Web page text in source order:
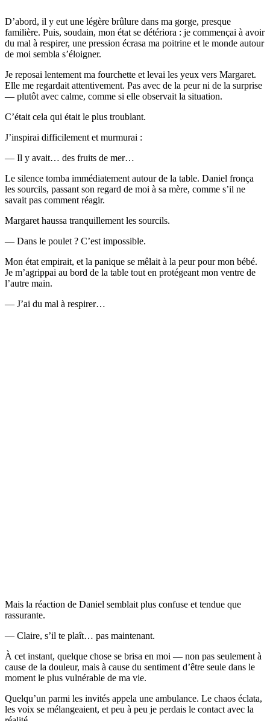
D’abord, il y eut une légère brûlure dans ma gorge, presque
familière. Puis, soudain, mon état se détériora : je commençai à avoir
du mal à respirer, une pression écrasa ma poitrine et le monde autour
de moi sembla s’éloigner.
Je reposai lentement ma fourchette et levai les yeux vers Margaret.
Elle me regardait attentivement. Pas avec de la peur ni de la surprise
— plutôt avec calme, comme si elle observait la situation.
C’était cela qui était le plus troublant.
J’inspirai difficilement et murmurai :
— Il y avait… des fruits de mer…
Le silence tomba immédiatement autour de la table. Daniel fronça
les sourcils, passant son regard de moi à sa mère, comme s’il ne
savait pas comment réagir.
Margaret haussa tranquillement les sourcils.
— Dans le poulet ? C’est impossible.
Mon état empirait, et la panique se mêlait à la peur pour mon bébé.
Je m’agrippai au bord de la table tout en protégeant mon ventre de
l’autre main.
— J’ai du mal à respirer…
Mais la réaction de Daniel semblait plus confuse et tendue que
rassurante.
— Claire, s’il te plaît… pas maintenant.
À cet instant, quelque chose se brisa en moi — non pas seulement à
cause de la douleur, mais à cause du sentiment d’être seule dans le
moment le plus vulnérable de ma vie.
Quelqu’un parmi les invités appela une ambulance. Le chaos éclata,
les voix se mélangeaient, et peu à peu je perdais le contact avec la